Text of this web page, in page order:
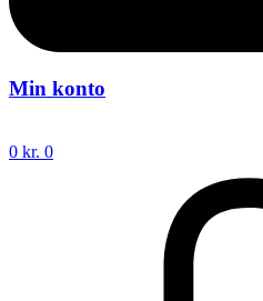
Min konto
0 kr. 0